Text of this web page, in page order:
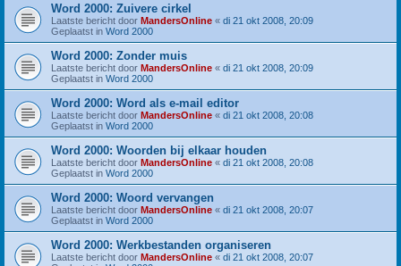
Word 2000: Zuivere cirkel
Laatste bericht door MandersOnline « di 21 okt 2008, 20:09
Geplaatst in Word 2000
Word 2000: Zonder muis
Laatste bericht door MandersOnline « di 21 okt 2008, 20:09
Geplaatst in Word 2000
Word 2000: Word als e-mail editor
Laatste bericht door MandersOnline « di 21 okt 2008, 20:08
Geplaatst in Word 2000
Word 2000: Woorden bij elkaar houden
Laatste bericht door MandersOnline « di 21 okt 2008, 20:08
Geplaatst in Word 2000
Word 2000: Woord vervangen
Laatste bericht door MandersOnline « di 21 okt 2008, 20:07
Geplaatst in Word 2000
Word 2000: Werkbestanden organiseren
Laatste bericht door MandersOnline « di 21 okt 2008, 20:07